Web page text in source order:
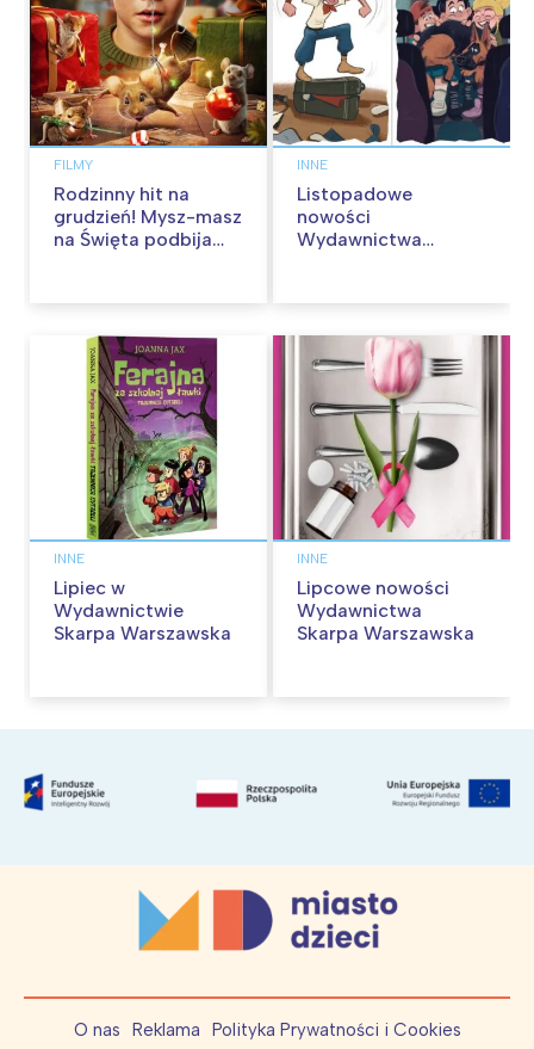
FILMY
Rodzinny hit na
grudzień! Mysz-masz
na Święta podbija
INNE
Listopadowe
nowości
Wydawnictwa
INNE
Lipiec w
Wydawnictwie
Skarpa Warszawska
INNE
Lipcowe nowości
Wydawnictwa
Skarpa Warszawska
O nas Reklama Polityka Prywatności i Cookies